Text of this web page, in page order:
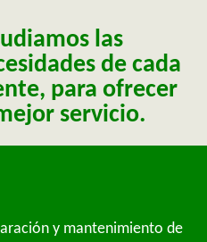
las
de cada
para ofrecer
servicio.
y mantenimiento de